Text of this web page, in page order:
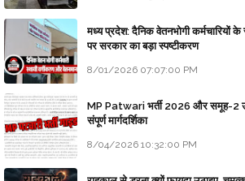
मध्य प्रदेश: दैनिक वेतनभोगी कर्मचारियों
पर सरकार का बड़ा स्पष्टीकरण
8/01/2026 07:07:00 PM
MP Patwari भर्ती 2026 और समूह-2
संपूर्ण मार्गदर्शिका
8/04/2026 10:32:00 PM